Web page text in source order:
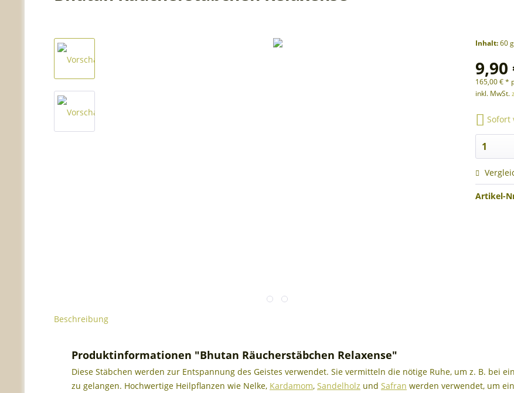
Inhalt:60 g
9,90
165,00 € *
inkl. MwSt.
Sofort
Artikel-
Beschreibung
Produktinformationen "Bhutan Räucherstäbchen Relaxense"
Diese Stäbchen werden zur Entspannung des Geistes verwendet. Sie vermitteln die nötige Ruhe, um z. B. bei
zu gelangen. Hochwertige Heilpflanzen wie Nelke, Kardamom, Sandelholz und Safran werden verwendet, um